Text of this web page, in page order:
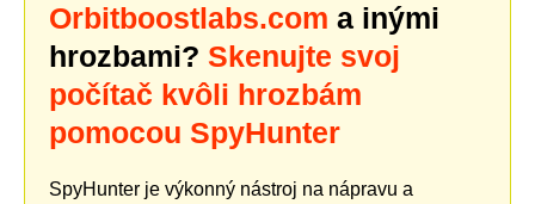
Orbitboostlabs.com a inými
hrozbami? Skenujte svoj
počítač kvôli hrozbám
pomocou SpyHunter
SpyHunter je výkonný nástroj na nápravu a